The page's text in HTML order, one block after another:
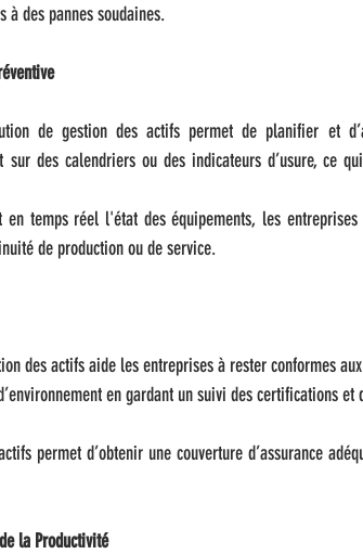
à des pannes soudaines.
de gestion des actifs permet de planifier et
sur des calendriers ou des indicateurs d’usure, ce
en temps réel l'état des équipements, les
de production ou de service.
des actifs aide les entreprises à rester conformes
en gardant un suivi des certifications et
permet d’obtenir une couverture d’assurance
la Productivité